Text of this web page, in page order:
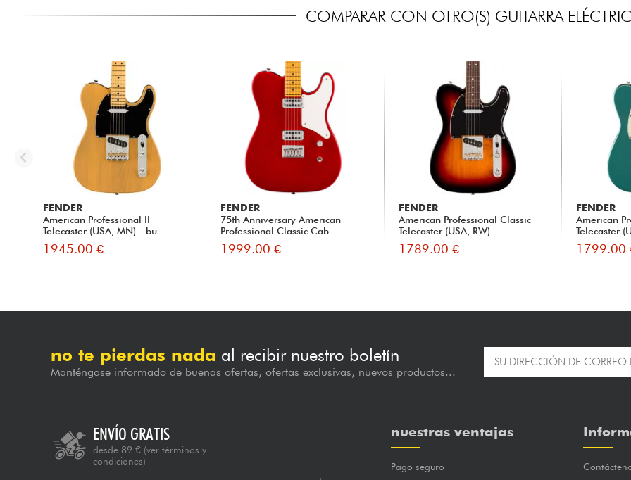
COMPARAR CON OTRO(S) GUITARRA
FENDER
American Professional II
Telecaster (USA, MN) - bu...
1945.00 €
FENDER
75th Anniversary American
Professional Classic Cab...
1999.00 €
FENDER
American Professional Classic
Telecaster (USA, RW)...
1789.00 €
FENDER
American
Telecaster
1799.00
no te pierdas nada al recibir nuestro boletín
Manténgase informado de buenas ofertas, ofertas exclusivas, nuevos productos...
ENVÍO GRATIS
desde 89 € (ver términos y
condiciones)
nuestras ventajas
Pago seguro